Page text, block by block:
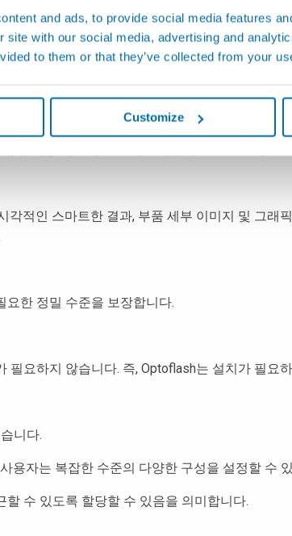
and ads, to provide social media features
site with our social media, advertising and
to them or that they’ve collected from your
Customize
이 최대 300mm 길이의 부품을 측정할 수 있습니
불허합니다
품의 광학적 이미지 획득이 Optoflash에서 거의
라 측정 섹션의 분포에 관계없이 단 2 초만에 100
적인 스마트한 결과, 부품 세부 이미지 및 그
한 정밀 수준을 보장합니다.
요하지 않습니다. 즉, Optoflash는 설치가 필요
니다.
용자는 복잡한 수준의 다양한 구성을 설정할 수
수 있도록 할당할 수 있음을 의미합니다.